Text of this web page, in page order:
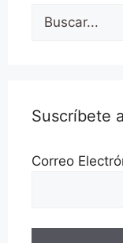
Suscríbete
Correo